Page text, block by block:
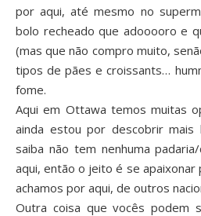
por aqui, até mesmo no
bolo recheado que adooooro e
(mas que não compro muito,
tipos de pães e croissants…
fome.
Aqui em Ottawa temos muitas
ainda estou por descobrir mais
saiba não tem nenhuma
aqui, então o jeito é se
achamos por aqui, de outros
Outra coisa que vocês podem